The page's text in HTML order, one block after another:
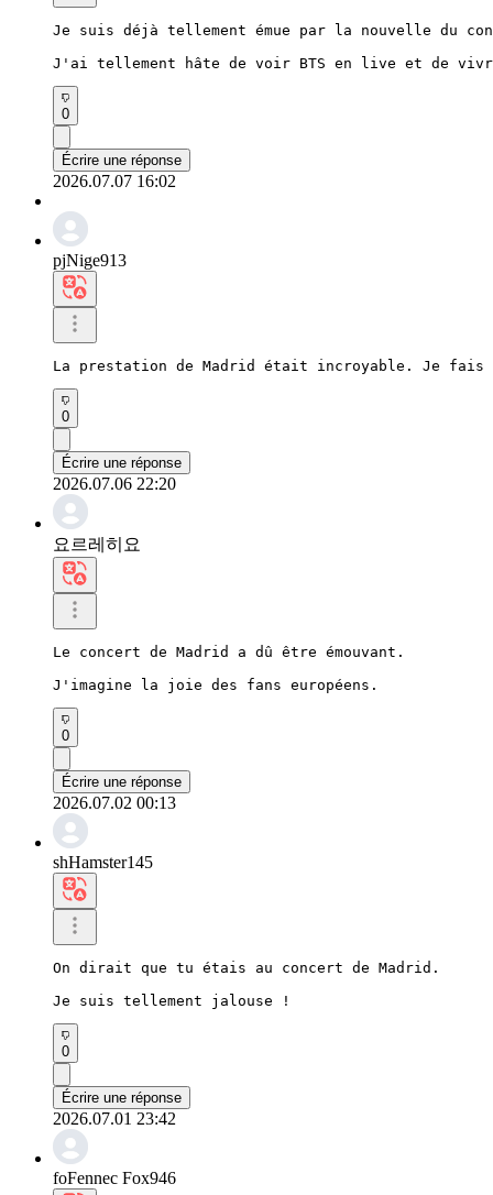
Je suis déjà tellement émue par la nouvelle du
J'ai tellement hâte de voir BTS en live et de
0
Écrire une réponse
2026.07.07 16:02
pjNige913
La prestation de Madrid était incroyable. Je
0
Écrire une réponse
2026.07.06 22:20
요르레히요
Le concert de Madrid a dû être émouvant.
J'imagine la joie des fans européens.
0
Écrire une réponse
2026.07.02 00:13
shHamster145
On dirait que tu étais au concert de Madrid.
Je suis tellement jalouse !
0
Écrire une réponse
2026.07.01 23:42
foFennec Fox946